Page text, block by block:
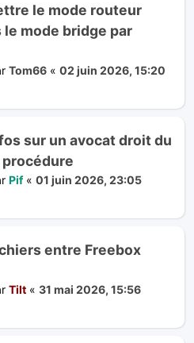
le mode routeur
le mode bridge par
Tom66 « 02 juin 2026, 15:20
sur un avocat droit du
Pif« 01 juin 2026, 23:05
entre Freebox
Tilt « 31 mai 2026, 15:56